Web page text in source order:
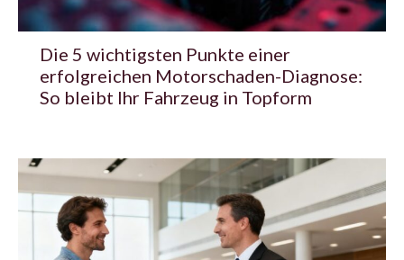
Die 5 wichtigsten Punkte einer
erfolgreichen Motorschaden-Diagnose:
So bleibt Ihr Fahrzeug in Topform